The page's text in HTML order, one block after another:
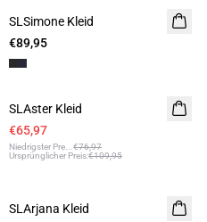
SLSimone Kleid
€89,95
- 40%
SLAster Kleid
€65,97
Niedrigster Pre
€76,97
Ursprünglicher Preis:€109,95
SLArjana Kleid